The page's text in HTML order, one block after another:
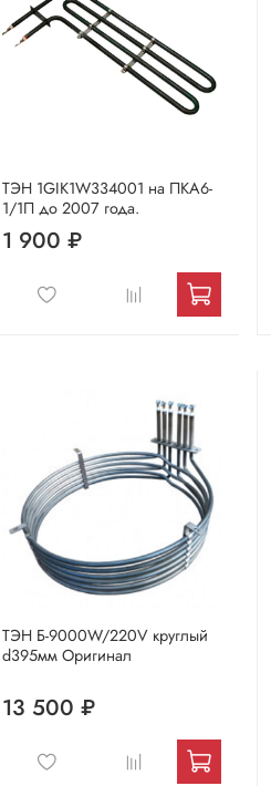
ТЭН 1GIK1W334001 на ПКА6-
1/1П до 2007 года.
1 900 ₽
ТЭН Б-9000W/220V круглый
d395мм Оригинал
13 500 ₽